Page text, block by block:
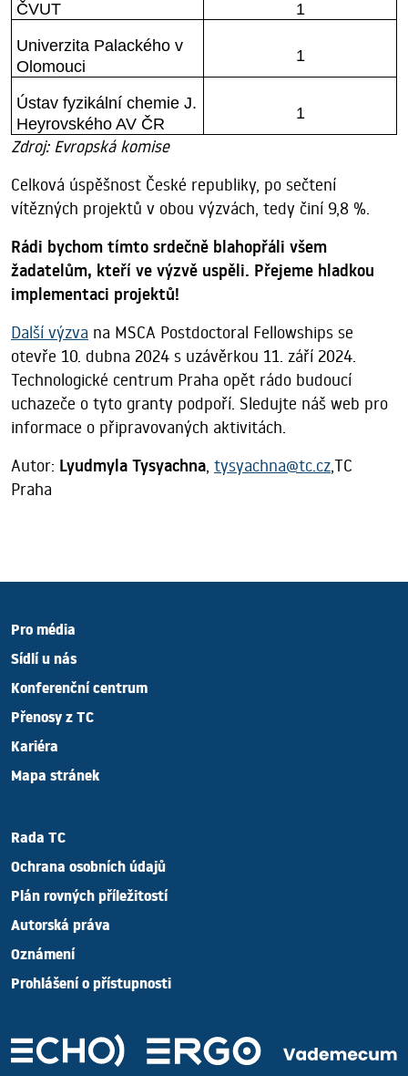
ČVUT
1
Univerzita Palackého v
Olomouci
1
Ústav fyzikální chemie J.
Heyrovského AV ČR
1
Zdroj: Evropská komise
Celková úspěšnost České republiky, po sečtení
vítězných projektů v obou výzvách, tedy činí 9,8 %.
Rádi bychom tímto srdečně blahopřáli všem
žadatelům, kteří ve výzvě uspěli. Přejeme hladkou
implementaci projektů!
Další výzva na MSCA Postdoctoral Fellowships se
otevře 10. dubna 2024 s uzávěrkou 11. září 2024.
Technologické centrum Praha opět rádo budoucí
uchazeče o tyto granty podpoří. Sledujte náš web pro
informace o připravovaných aktivitách.
Autor: Lyudmyla Tysyachna, tysyachna@tc.cz,TC
Praha
Pro média
Sídlí u nás
Konferenční centrum
Přenosy z TC
Kariéra
Mapa stránek
Rada TC
Ochrana osobních údajů
Plán rovných příležitostí
Autorská práva
Oznámení
Prohlášení o přístupnosti